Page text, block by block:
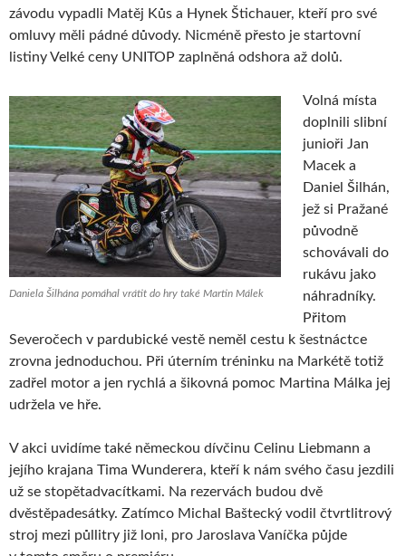
závodu vypadli Matěj Kůs a Hynek Štichauer, kteří pro své
omluvy měli pádné důvody. Nicméně přesto je startovní
listiny Velké ceny UNITOP zaplněná odshora až dolů.
Daniela Šilhána pomáhal vrátit do hry také Martin Málek
Volná místa
doplnili slibní
junioři Jan
Macek a
Daniel Šilhán,
jež si Pražané
původně
schovávali do
rukávu jako
náhradníky.
Přitom
Severočech v pardubické vestě neměl cestu k šestnáctce
zrovna jednoduchou. Při úterním tréninku na Markétě totiž
zadřel motor a jen rychlá a šikovná pomoc Martina Málka jej
udržela ve hře.
V akci uvidíme také německou dívčinu Celinu Liebmann a
jejího krajana Tima Wunderera, kteří k nám svého času jezdili
už se stopětadvacítkami. Na rezervách budou dvě
dvěstěpadesátky. Zatímco Michal Baštecký vodil čtvrtlitrový
stroj mezi půllitry již loni, pro Jaroslava Vaníčka půjde